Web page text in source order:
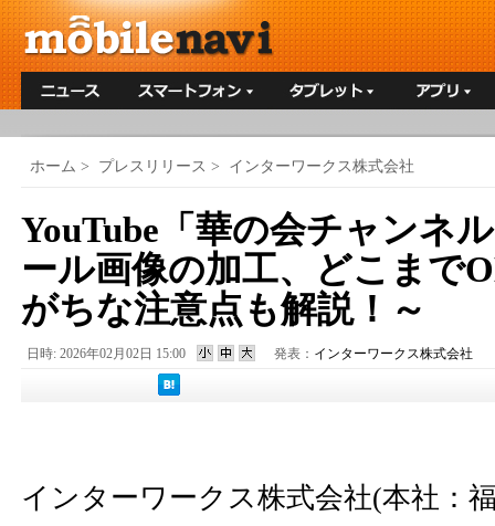
ホーム > プレスリリース > インターワークス株式会社
YouTube「華の会チャンネ
ール画像の加工、どこまで
がちな注意点も解説！～
日時: 2026年02月02日 15:00 発表： インターワークス株式会社
インターワークス株式会社(本社：